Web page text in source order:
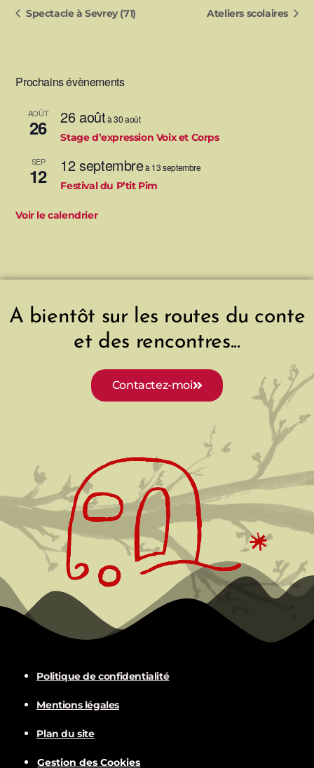
Spectacle à Sevrey (71) Ateliers scolaires
Prochains évènements
AOÛT
26 26 aoûtà30 août
Stage d’expression Voix et Corps
SEP
12 12 septembreà 13 septembre
Festival du P’tit Pim
Voir le calendrier
A bientôt sur les routes du conte
et des rencontres...
Contactez-moi
Politique de confidentialité
Mentions légales
Plan du site
Gestion des Cookies